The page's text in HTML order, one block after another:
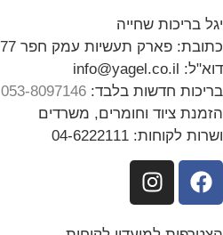
יגל בריכות שחייה
כתובת: פארק תעשיות עמק חפר 38777
דוא"ל: info@yagel.co.il
בריכות חדשות בלבד: 053-8097146
הזמנת ציוד וחומרים, משרדים
ושרות לקוחות: 04-6222111